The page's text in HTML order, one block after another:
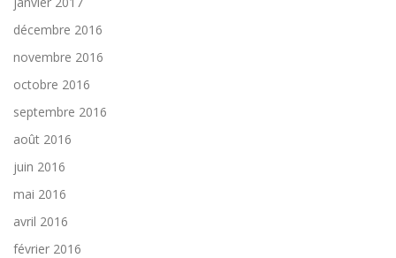
décembre 2016
novembre 2016
octobre 2016
septembre 2016
août 2016
juin 2016
mai 2016
avril 2016
février 2016